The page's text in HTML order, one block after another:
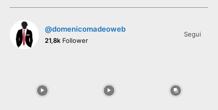
@domenicomadeoweb
21,8k Follower
Segui